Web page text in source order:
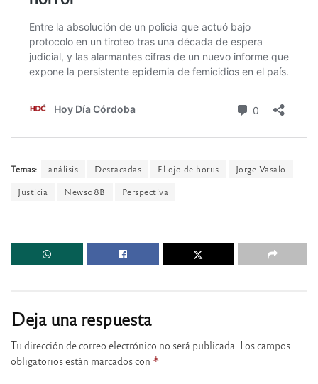
Temas: análisis Destacadas El ojo de horus
Jorge Vasalo
Justicia
News08B Perspectiva
Deja una respuesta
Tu dirección de correo electrónico no será publicada. Los campos
obligatorios están marcados con *